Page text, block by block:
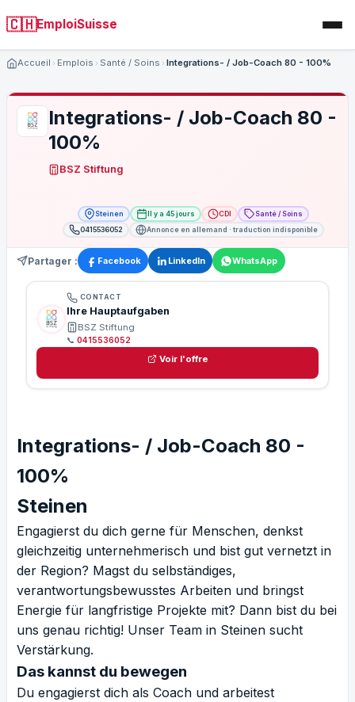
🇨🇭EmploiSuisse
Accueil Emplois Santé / Soins Integrations- / Job-Coach 80 - 100%
Integrations- / Job-Coach 80 -
100%
BSZ Stiftung
Steinen Il y a 45 jours CDI
Santé / Soins
0415536052
Annonce en allemand · traduction indisponible
Partager : Facebook LinkedIn WhatsApp
CONTACT
Ihre Hauptaufgaben
BSZ Stiftung
📞 0415536052
Voir l'offre
Integrations- / Job-Coach 80 -
100%
Steinen
Engagierst du dich gerne für Menschen, denkst
gleichzeitig unternehmerisch und bist gut vernetzt in
der Region? Magst du selbständiges,
verantwortungsbewusstes Arbeiten und bringst
Energie für langfristige Projekte mit? Dann bist du bei
uns genau richtig! Unser Team in Steinen sucht
Verstärkung.
Das kannst du bewegen
Du engagierst dich als Coach und arbeitest